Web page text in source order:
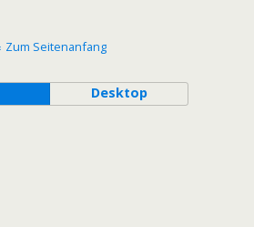
Zum Seitenanfang
Desktop